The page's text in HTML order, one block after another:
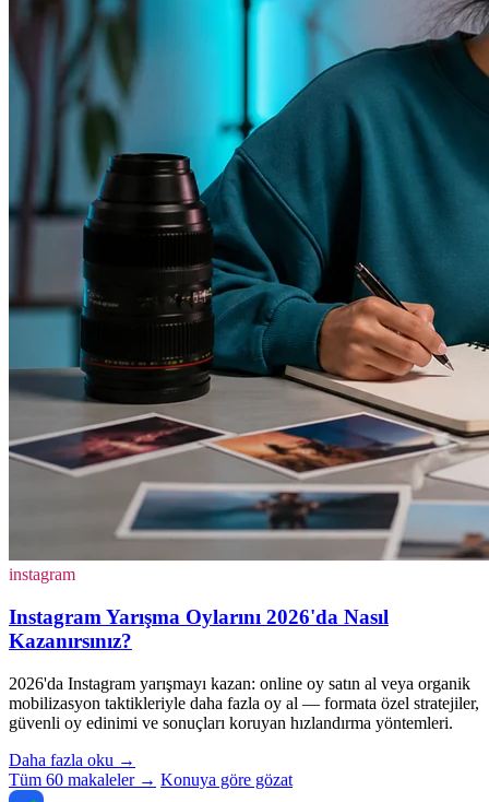
instagram
Instagram Yarışma Oylarını 2026'da Nasıl
Kazanırsınız?
2026'da Instagram yarışmayı kazan: online oy satın al veya organik
mobilizasyon taktikleriyle daha fazla oy al — formata özel stratejiler,
güvenli oy edinimi ve sonuçları koruyan hızlandırma yöntemleri.
Daha fazla oku →
Tüm 60 makaleler → Konuya göre gözat